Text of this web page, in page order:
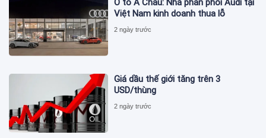
Ô tô Á Châu: Nhà phân phối Audi tại
Việt Nam kinh doanh thua lỗ
2 ngày trước
Giá dầu thế giới tăng trên 3
USD/thùng
2 ngày trước